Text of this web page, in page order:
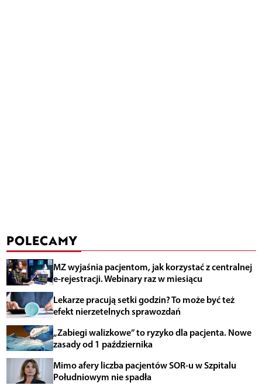
POLECAMY
MZ wyjaśnia pacjentom, jak korzystać z centralnej
e-rejestracji. Webinary raz w miesiącu
Lekarze pracują setki godzin? To może być też
efekt nierzetelnych sprawozdań
„Zabiegi walizkowe” to ryzyko dla pacjenta. Nowe
zasady od 1 października
Mimo afery liczba pacjentów SOR-u w Szpitalu
Południowym nie spadła